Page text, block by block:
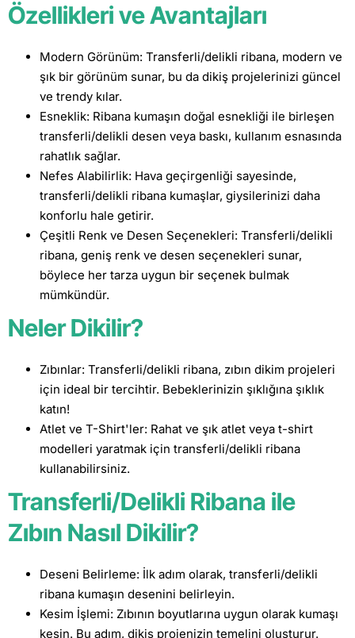
Özellikleri ve Avantajları
Modern Görünüm: Transferli/delikli ribana, modern ve
şık bir görünüm sunar, bu da dikiş projelerinizi güncel
ve trendy kılar.
Esneklik: Ribana kumaşın doğal esnekliği ile birleşen
transferli/delikli desen veya baskı, kullanım esnasında
rahatlık sağlar.
Nefes Alabilirlik: Hava geçirgenliği sayesinde,
transferli/delikli ribana kumaşlar, giysilerinizi daha
konforlu hale getirir.
Çeşitli Renk ve Desen Seçenekleri: Transferli/delikli
ribana, geniş renk ve desen seçenekleri sunar,
böylece her tarza uygun bir seçenek bulmak
mümkündür.
Neler Dikilir?
Zıbınlar: Transferli/delikli ribana, zıbın dikim projeleri
için ideal bir tercihtir. Bebeklerinizin şıklığına şıklık
katın!
Atlet ve T-Shirt'ler: Rahat ve şık atlet veya t-shirt
modelleri yaratmak için transferli/delikli ribana
kullanabilirsiniz.
Transferli/Delikli Ribana ile
Zıbın Nasıl Dikilir?
Deseni Belirleme: İlk adım olarak, transferli/delikli
ribana kumaşın desenini belirleyin.
Kesim İşlemi: Zıbının boyutlarına uygun olarak kumaşı
kesin. Bu adım, dikiş projenizin temelini oluşturur.